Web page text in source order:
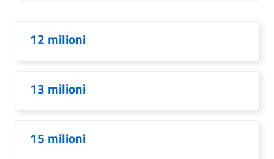
12 milioni
13 milioni
15 milioni